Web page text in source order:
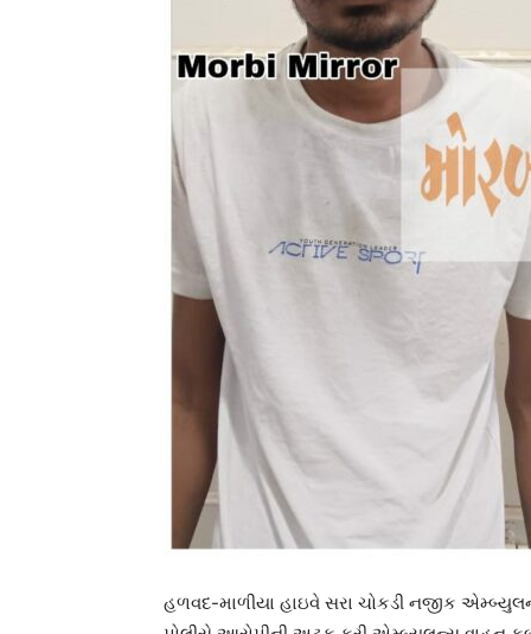
હળવદ-માળીયા હાઇવે સરા ચોકડી નજીક